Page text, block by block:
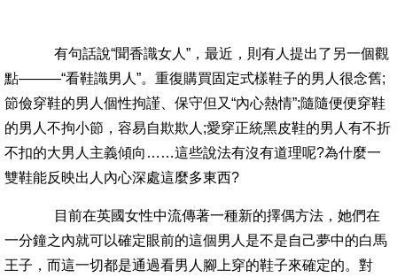
有句話說“聞香識女人”，最近，則有人提出了另一個觀
點———“看鞋識男人”。重復購買固定式樣鞋子的男人很念舊;
節儉穿鞋的男人個性拘謹、保守但又“內心熱情”;隨隨便便穿鞋
的男人不拘小節，容易自欺欺人;愛穿正統黑皮鞋的男人有不折
不扣的大男人主義傾向……這些說法有沒有道理呢?為什麼一
雙鞋能反映出人內心深處這麼多東西?
目前在英國女性中流傳著一種新的擇偶方法，她們在
一分鐘之內就可以確定眼前的這個男人是不是自己夢中的白馬
王子，而這一切都是通過看男人腳上穿的鞋子來確定的。對